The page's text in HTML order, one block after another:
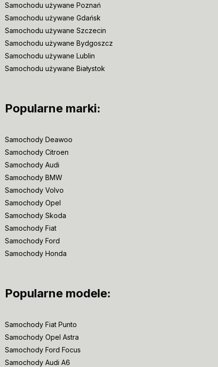
Samochodu używane Poznań
Samochodu używane Gdańsk
Samochodu używane Szczecin
Samochodu używane Bydgoszcz
Samochodu używane Lublin
Samochodu używane Białystok
Popularne marki:
Samochody Deawoo
Samochody Citroen
Samochody Audi
Samochody BMW
Samochody Volvo
Samochody Opel
Samochody Skoda
Samochody Fiat
Samochody Ford
Samochody Honda
Popularne modele:
Samochody Fiat Punto
Samochody Opel Astra
Samochody Ford Focus
Samochody Audi A6